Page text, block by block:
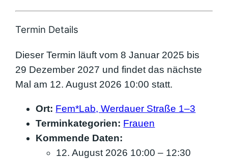
Termin Details
Dieser Termin läuft vom 8 Januar 2025 bis
29 Dezember 2027 und findet das nächste
Mal am 12. August 2026 10:00 statt.
Ort: Fem*Lab, Werdauer Straße 1–3
Terminkategorien: Frauen
Kommende Daten:
12. August 2026 10:00 – 12:30